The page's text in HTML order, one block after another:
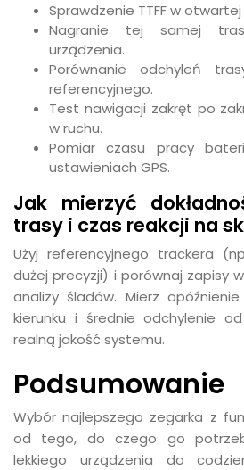
Sprawdzenie TTFF w
Nagranie tej samej
urządzenia.
Porównanie odchyleń
referencyjnego.
Test nawigacji zakręt po
w ruchu.
Pomiar czasu pracy
ustawieniach GPS.
Jak mierzyć
trasy i czas reakcji na
Użyj referencyjnego trackera
dużej precyzji) i porównaj zapisy
analizy śladów. Mierz
kierunku i średnie odchylenie
realną jakość systemu.
Podsumowanie
Wybór najlepszego zegarka z
od tego, do czego go
lekkiego urządzenia do